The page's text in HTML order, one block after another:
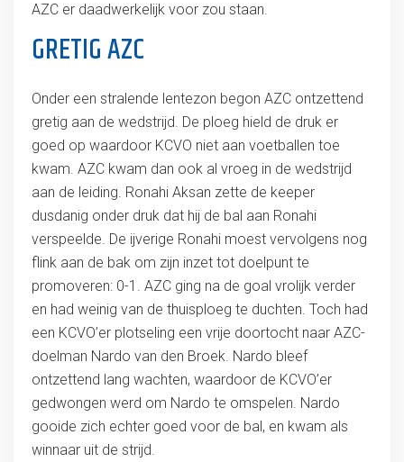
AZC er daadwerkelijk voor zou staan.
GRETIG AZC
Onder een stralende lentezon begon AZC ontzettend
gretig aan de wedstrijd. De ploeg hield de druk er
goed op waardoor KCVO niet aan voetballen toe
kwam. AZC kwam dan ook al vroeg in de wedstrijd
aan de leiding. Ronahi Aksan zette de keeper
dusdanig onder druk dat hij de bal aan Ronahi
verspeelde. De ijverige Ronahi moest vervolgens nog
flink aan de bak om zijn inzet tot doelpunt te
promoveren: 0-1. AZC ging na de goal vrolijk verder
en had weinig van de thuisploeg te duchten. Toch had
een KCVO’er plotseling een vrije doortocht naar AZC-
doelman Nardo van den Broek. Nardo bleef
ontzettend lang wachten, waardoor de KCVO’er
gedwongen werd om Nardo te omspelen. Nardo
gooide zich echter goed voor de bal, en kwam als
winnaar uit de strijd.